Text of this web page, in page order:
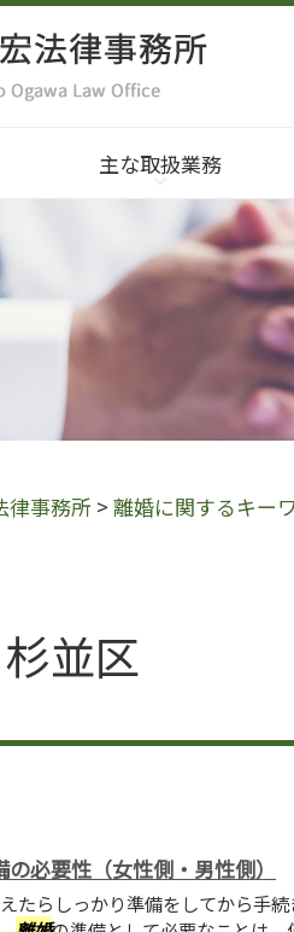
主な取扱業務
律事務所 > 離婚に関するキー
並区
必要性（女性側・男性側）
たらしっかり準備をしてから手